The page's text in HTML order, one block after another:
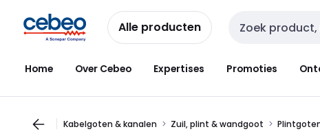
naar
navigatie
naar
inhoud
Alle producten Zoekveld invoer
Home Over Cebeo Expertises Promoties
Kabelgoten & kanalen Zuil, plint & wandgoot